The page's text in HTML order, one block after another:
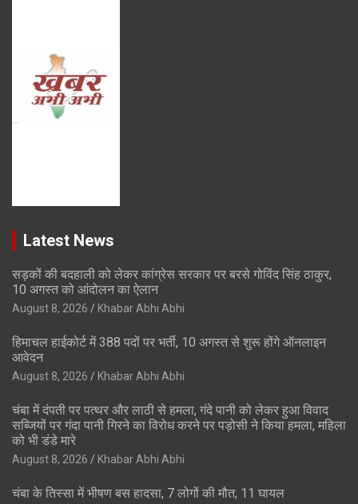
Latest News
सड़कों की बदहाली को लेकर कांग्रेस सरकार पर बरसे गोविंद सिंह ठाकुर,
10 अगस्त को आंदोलन का ऐलान
August 8, 2026 Khabar Abhi Abhi
हिमाचल हाईकोर्ट में 388 पदों पर भर्ती, 10 अगस्त से शुरू होंगे ऑनलाइन
आवेदन
August 8, 2026 Khabar Abhi Abhi
चंबा में दंपती पर पत्थर और लाठी से हमला, गंदे पानी को लेकर हुआ विवाद
सब्जियों पर गंदा पानी गिरने का विरोध करने पर पड़ोसी ने किया हमला, महिला
को भी डंडे मारे
August 8, 2026 Khabar Abhi Abhi
चंबा के तिस्सा में भीषण बस हादसा, 7 लोगों की मौत; 11 घायल